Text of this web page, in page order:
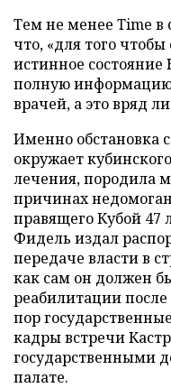
Тем не менее Time в
что, «для того
истинное
полную
врачей, а это вряд
Именно обстановка
окружает
лечения, породила
причинах
правящего Кубой
Фидель издал
передаче власти в
как сам он должен
реабилитации
пор
кадры встречи
государственными
палате.